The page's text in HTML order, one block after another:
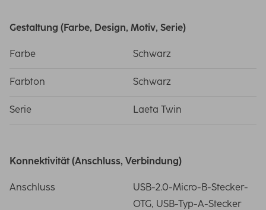
Gestaltung (Farbe, Design, Motiv, Serie)
Farbe Schwarz
Farbton Schwarz
Serie Laeta Twin
Konnektivität (Anschluss, Verbindung)
Anschluss
USB-2.0-Micro-B-Stecker-
OTG, USB-Typ-A-Stecker